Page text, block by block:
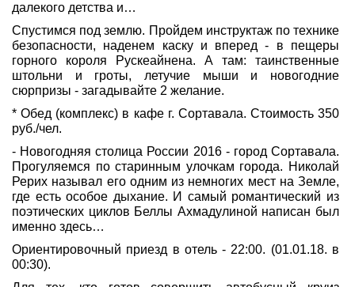
далекого детства и…
Спустимся под землю. Пройдем инструктаж по технике
безопасности, наденем каску и вперед - в пещеры
горного короля Рускеайнена. А там: таинственные
штольни и гроты, летучие мыши и новогодние
сюрпризы - загадывайте 2 желание.
* Обед (комплекс) в кафе г. Сортавала. Стоимость 350
руб./чел.
- Новогодняя столица России 2016 - город Сортавала.
Прогуляемся по старинным улочкам города. Николай
Рерих называл его одним из немногих мест на Земле,
где есть особое дыхание. И самый романтический из
поэтических циклов Беллы Ахмадулиной написан был
именно здесь…
Ориентировочный приезд в отель - 22:00. (01.01.18. в
00:30).